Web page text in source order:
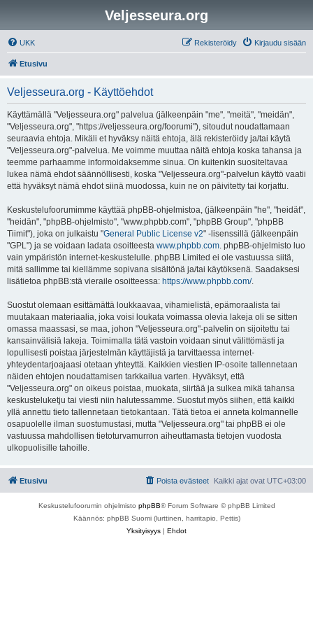
Veljesseura.org
UKK Kirjaudu sisään
Rekisteröidy
Etusivu
Veljesseura.org - Käyttöehdot
Käyttämällä "Veljesseura.org" palvelua (jälkeenpäin "me", "meitä", "meidän",
"Veljesseura.org", "https://veljesseura.org/foorumi"), sitoudut noudattamaan
seuraavia ehtoja. Mikäli et hyväksy näitä ehtoja, älä rekisteröidy ja/tai käytä
"Veljesseura.org"-palvelua. Me voimme muuttaa näitä ehtoja koska tahansa ja
teemme parhaamme informoidaksemme sinua. On kuitenkin suositeltavaa
lukea nämä ehdot säännöllisesti, koska "Veljesseura.org"-palvelun käyttö vaatii
että hyväksyt nämä ehdot siinä muodossa, kuin ne on päivitetty tai korjattu.
Keskustelufoorumimme käyttää phpBB-ohjelmistoa, (jälkeenpäin "he", "heidät",
"heidän", "phpBB-ohjelmisto", "www.phpbb.com", "phpBB Group", "phpBB
Tiimit"), joka on julkaistu "General Public License v2" -lisenssillä (jälkeenpäin
"GPL") ja se voidaan ladata osoitteesta www.phpbb.com. phpBB-ohjelmisto luo
vain ympäristön internet-keskustelulle. phpBB Limited ei ole vastuussa siitä,
mitä sallimme tai kiellämme sopivana sisältönä ja/tai käytöksenä. Saadaksesi
lisätietoa phpBB:stä vieraile osoitteessa: https://www.phpbb.com/.
Suostut olemaan esittämättä loukkaavaa, vihamielistä, epämoraalista tai
muutakaan materiaalia, joka voisi loukata voimassa olevia lakeja oli se sitten
omassa maassasi, se maa, johon "Veljesseura.org"-palvelin on sijoitettu tai
kansainvälisiä lakeja. Toimimalla tätä vastoin voidaan sinut välittömästi ja
lopullisesti poistaa järjestelmän käyttäjistä ja tarvittaessa internet-
yhteydentarjoajaasi otetaan yhteyttä. Kaikkien viestien IP-osoite tallennetaan
näiden ehtojen noudattamisen tarkkailua varten. Hyväksyt, että
"Veljesseura.org" on oikeus poistaa, muokata, siirtää ja sulkea mikä tahansa
keskusteluketju tai viesti niin halutessamme. Suostut myös siihen, että kaikki
yllä annettu tieto tallennetaan tietokantaan. Tätä tietoa ei anneta kolmannelle
osapuolelle ilman suostumustasi, mutta "Veljesseura.org" tai phpBB ei ole
vastuussa mahdollisen tietoturvamurron aiheuttamasta tietojen vuodosta
ulkopuolisille tahoille.
Etusivu Kaikki ajat ovat UTC+03:00
Poista evästeet
Keskustelufoorumin ohjelmisto phpBB® Forum Software © phpBB Limited
Käännös: phpBB Suomi (lurttinen, harritapio, Pettis)
Yksityisyys | Ehdot